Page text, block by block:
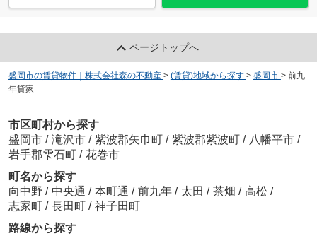
ページトップへ
盛岡市の賃貸物件｜株式会社森の不動産 > (賃貸)地域から探す > 盛岡市 > 前九
年貸家
市区町村から探す
盛岡市 / 滝沢市 / 紫波郡矢巾町 / 紫波郡紫波町 / 八幡平市 /
岩手郡雫石町 / 花巻市
町名から探す
向中野 / 中央通 / 本町通 / 前九年 / 太田 / 茶畑 / 高松 /
志家町 / 長田町 / 神子田町
路線から探す